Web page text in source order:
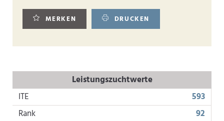
MERKEN DRUCKEN
Leistungszuchtwerte
ITE
593
Rank
92